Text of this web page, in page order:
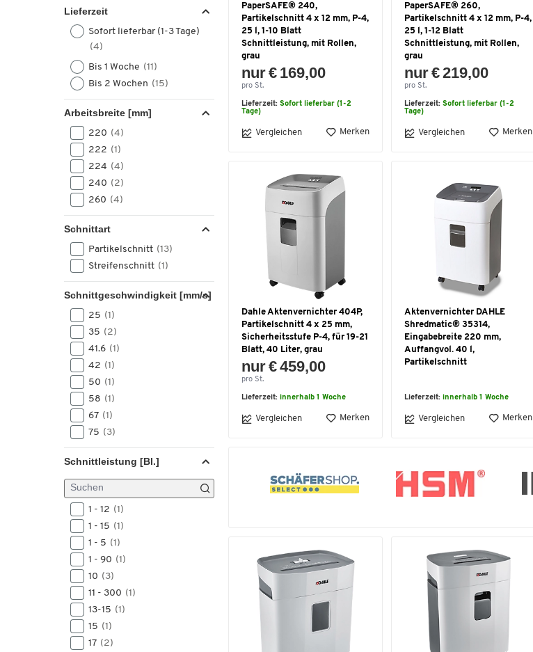
Lieferzeit
Sofort lieferbar (1-3 Tage)
(4)
Bis 1 Woche (11)
Bis 2 Wochen (15)
Arbeitsbreite [mm]
220 (4)
222 (1)
224 (4)
240 (2)
260 (4)
Schnittart
Partikelschnitt (13)
Streifenschnitt (1)
Schnittgeschwindigkeit [mm/s]
25 (1)
35 (2)
41.6 (1)
42 (1)
50 (1)
58 (1)
67 (1)
75 (3)
Schnittleistung [Bl.]
1 - 12 (1)
1 - 15 (1)
1 - 5 (1)
1 - 90 (1)
10 (3)
11 - 300 (1)
13-15 (1)
15 (1)
17 (2)
PaperSAFE® 240,
Partikelschnitt 4 x 12 mm, P-4,
25 l, 1-10 Blatt
Schnittleistung, mit Rollen,
grau
nur € 169,00
pro St.
Lieferzeit: Sofort lieferbar (1-2
Tage)
Vergleichen Merken
PaperSAFE® 260,
Partikelschnitt 4 x 12 mm, P-4,
25 l, 1-12 Blatt
Schnittleistung, mit Rollen,
grau
nur € 219,00
pro St.
Lieferzeit: Sofort lieferbar (1-2
Tage)
Vergleichen Merken
Dahle Aktenvernichter 404P,
Partikelschnitt 4 x 25 mm,
Sicherheitsstufe P-4, für 19-21
Blatt, 40 Liter, grau
nur € 459,00
pro St.
Lieferzeit: innerhalb 1 Woche
Vergleichen Merken
Aktenvernichter DAHLE
Shredmatic® 35314,
Eingabebreite 220 mm,
Auffangvol. 40 l,
Partikelschnitt
Lieferzeit: innerhalb 1 Woche
Vergleichen Merken